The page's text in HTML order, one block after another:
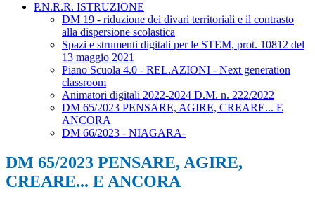
P.N.R.R. ISTRUZIONE
DM 19 - riduzione dei divari territoriali e il contrasto
alla dispersione scolastica
Spazi e strumenti digitali per le STEM, prot. 10812 del
13 maggio 2021
Piano Scuola 4.0 - REL.AZIONI - Next generation
classroom
Animatori digitali 2022-2024 D.M. n. 222/2022
DM 65/2023 PENSARE, AGIRE, CREARE... E
ANCORA
DM 66/2023 - NIAGARA-
DM 65/2023 PENSARE, AGIRE,
CREARE... E ANCORA